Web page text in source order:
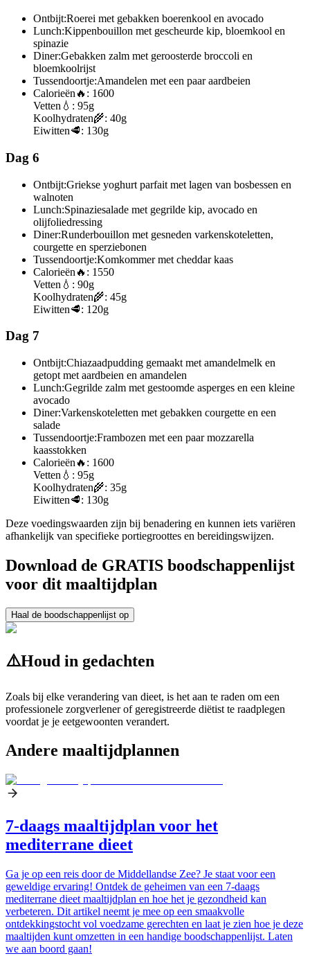
Ontbijt:Roerei met gebakken boerenkool en avocado
Lunch:Kippenbouillon met gescheurde kip, bloemkool en
spinazie
Diner:Gebakken zalm met geroosterde broccoli en
bloemkoolrijst
Tussendoortje:Amandelen met een paar aardbeien
Calorieën 🔥: 1600
Vetten 💧: 95g
Koolhydraten🌾: 40g
Eiwitten🥩: 130g
Dag 6
Ontbijt:Griekse yoghurt parfait met lagen van bosbessen en
walnoten
Lunch:Spinaziesalade met gegrilde kip, avocado en
olijfoliedressing
Diner:Runderbouillon met gesneden varkenskoteletten,
courgette en sperziebonen
Tussendoortje:Komkommer met cheddar kaas
Calorieën 🔥: 1550
Vetten 💧: 90g
Koolhydraten🌾: 45g
Eiwitten🥩: 120g
Dag 7
Ontbijt:Chiazaadpudding gemaakt met amandelmelk en
getopt met aardbeien en amandelen
Lunch:Gegrilde zalm met gestoomde asperges en een kleine
avocado
Diner:Varkenskoteletten met gebakken courgette en een
salade
Tussendoortje:Frambozen met een paar mozzarella
kaasstokken
Calorieën 🔥: 1600
Vetten 💧: 95g
Koolhydraten🌾: 35g
Eiwitten🥩: 130g
Deze voedingswaarden zijn bij benadering en kunnen iets variëren
afhankelijk van specifieke portiegroottes en bereidingswijzen.
Download de GRATIS boodschappenlijst
voor dit maaltijdplan
Haal de boodschappenlijst op
⚠️Houd in gedachten
Zoals bij elke verandering van dieet, is het aan te raden om een
professionele zorgverlener of geregistreerde diëtist te raadplegen
voordat je je eetgewoonten verandert.
Andere maaltijdplannen
7-daags maaltijdplan voor het
mediterrane dieet
Ga je op een reis door de Middellandse Zee? Je staat voor een
geweldige ervaring! Ontdek de geheimen van een 7-daags
mediterrane dieet maaltijdplan en hoe het je gezondheid kan
verbeteren. Dit artikel neemt je mee op een smaakvolle
ontdekkingstocht vol voedzame gerechten en laat je zien hoe je deze
maaltijden kunt omzetten in een handige boodschappenlijst. Laten
we aan boord gaan!